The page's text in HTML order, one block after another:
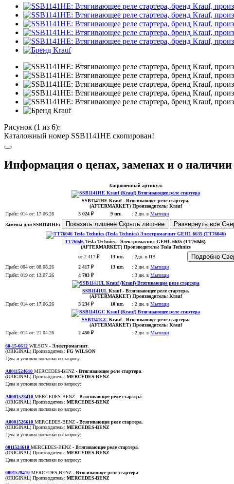
Рисунок (1 из 6):
Каталожный номер SSB1141HE скопирован!
Информация о ценах, заменах и о наличии
Запрошенный артикул:
SSB1141HE Krauf- Втягивающее реле стартера.
(AFTERMARKET)Производитель: Krauf
Прайс: 014 от: 17.06.26 3 024 ₽ 9 шт. : 2 дн. в Мытищи
Замены для SSB1141HE:
Показать лишнее Скрыть лишнее Развернуть все
TT76046 Tesla Technics - Электромагнит GEHL 6635 (TT76046).
(AFTERMARKET)Производитель: Tesla Technics
от 2 417 ₽
13 шт. : 2дн. в ПВ Подробно
Прайс: 004 от: 08.08.26 2 417 ₽ 13 шт. : 2 дн. в Мытищи
Прайс: 019 от: 13.07.26 4 703 ₽ : 3 дн. в Мытищи
SSB1141ULKrauf- Втягивающее реле стартера.
(AFTERMARKET)Производитель: Krauf
Прайс: 014 от: 17.06.26 3 234 ₽ 10 шт. : 2 дн. в Мытищи
SSB1141GC Krauf- Втягивающее реле стартера.
(AFTERMARKET)Производитель: Krauf
Прайс: 014 от: 21.04.26 2 450 ₽ : 2 дн. в Мытищи
60-15-6612 WILSON - Электромагнит.
(ORIGINAL) Производитель: FG WILSON
Цена и условия поставки по запросу:
A0011524610 MERCEDES-BENZ - Втягивающее реле стартера.
(ORIGINAL) Производитель: MERCEDES-BENZ
Цена и условия поставки по запросу:
A0001528410 MERCEDES-BENZ - Втягивающее реле стартера.
(ORIGINAL) Производитель: MERCEDES-BENZ
Цена и условия поставки по запросу:
A0001526610 MERCEDES-BENZ - Втягивающее реле стартера.
(ORIGINAL) Производитель: MERCEDES-BENZ
Цена и условия поставки по запросу:
0011524610 MERCEDES-BENZ - Втягивающее реле стартера.
(ORIGINAL) Производитель: MERCEDES-BENZ
Цена и условия поставки по запросу:
0001528410 MERCEDES-BENZ - Втягивающее реле стартера.
(ORIGINAL) Производитель: MERCEDES-BENZ